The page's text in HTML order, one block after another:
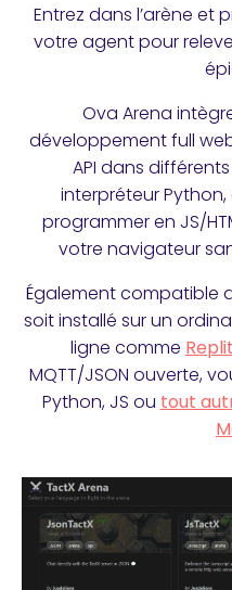
Entrez dans l’arène et
votre agent pour
Ova Arena
développement full
API dans
interpréteur
programmer en JS/
votre navigateur
Également compatible
soit installé sur un
ligne comme
MQTT/JSON ouverte,
Python, JS ou tout